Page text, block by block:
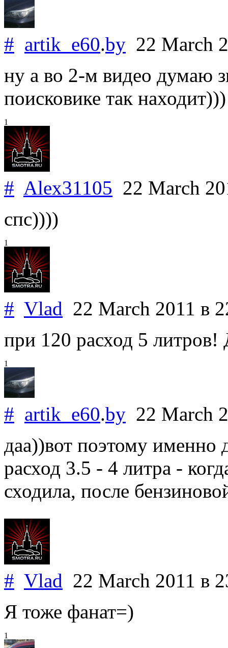
# artik_e60.by 22 March
ну а во 2-м видео думаю
поисковике так находит)))
1
# Alex31105 22 March
спс))))
1
# Vlad 22 March 2011 в
при 120 расход 5 литров!
1
# artik_e60.by 22 March
даа))вот поэтому
расход 3.5 - 4 литра -
сходила, после
# Vlad 22 March 2011 в
Я тоже фанат=)
1